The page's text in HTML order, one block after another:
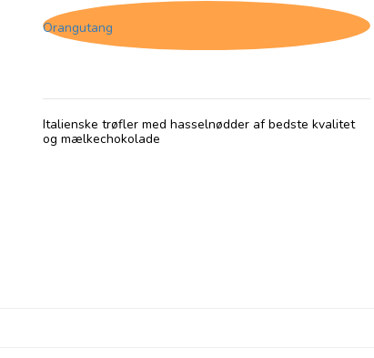
Orangutang
Italienske trøfler med hasselnødder af bedste kvalitet
og mælkechokolade